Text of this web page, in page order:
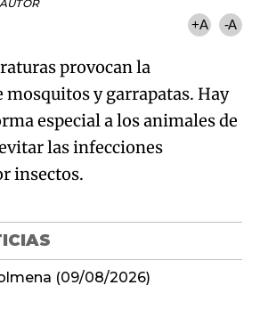
+A -A
provocan la
y garrapatas. Hay
especial a los animales de
las infecciones
insectos.
(09/08/2026)